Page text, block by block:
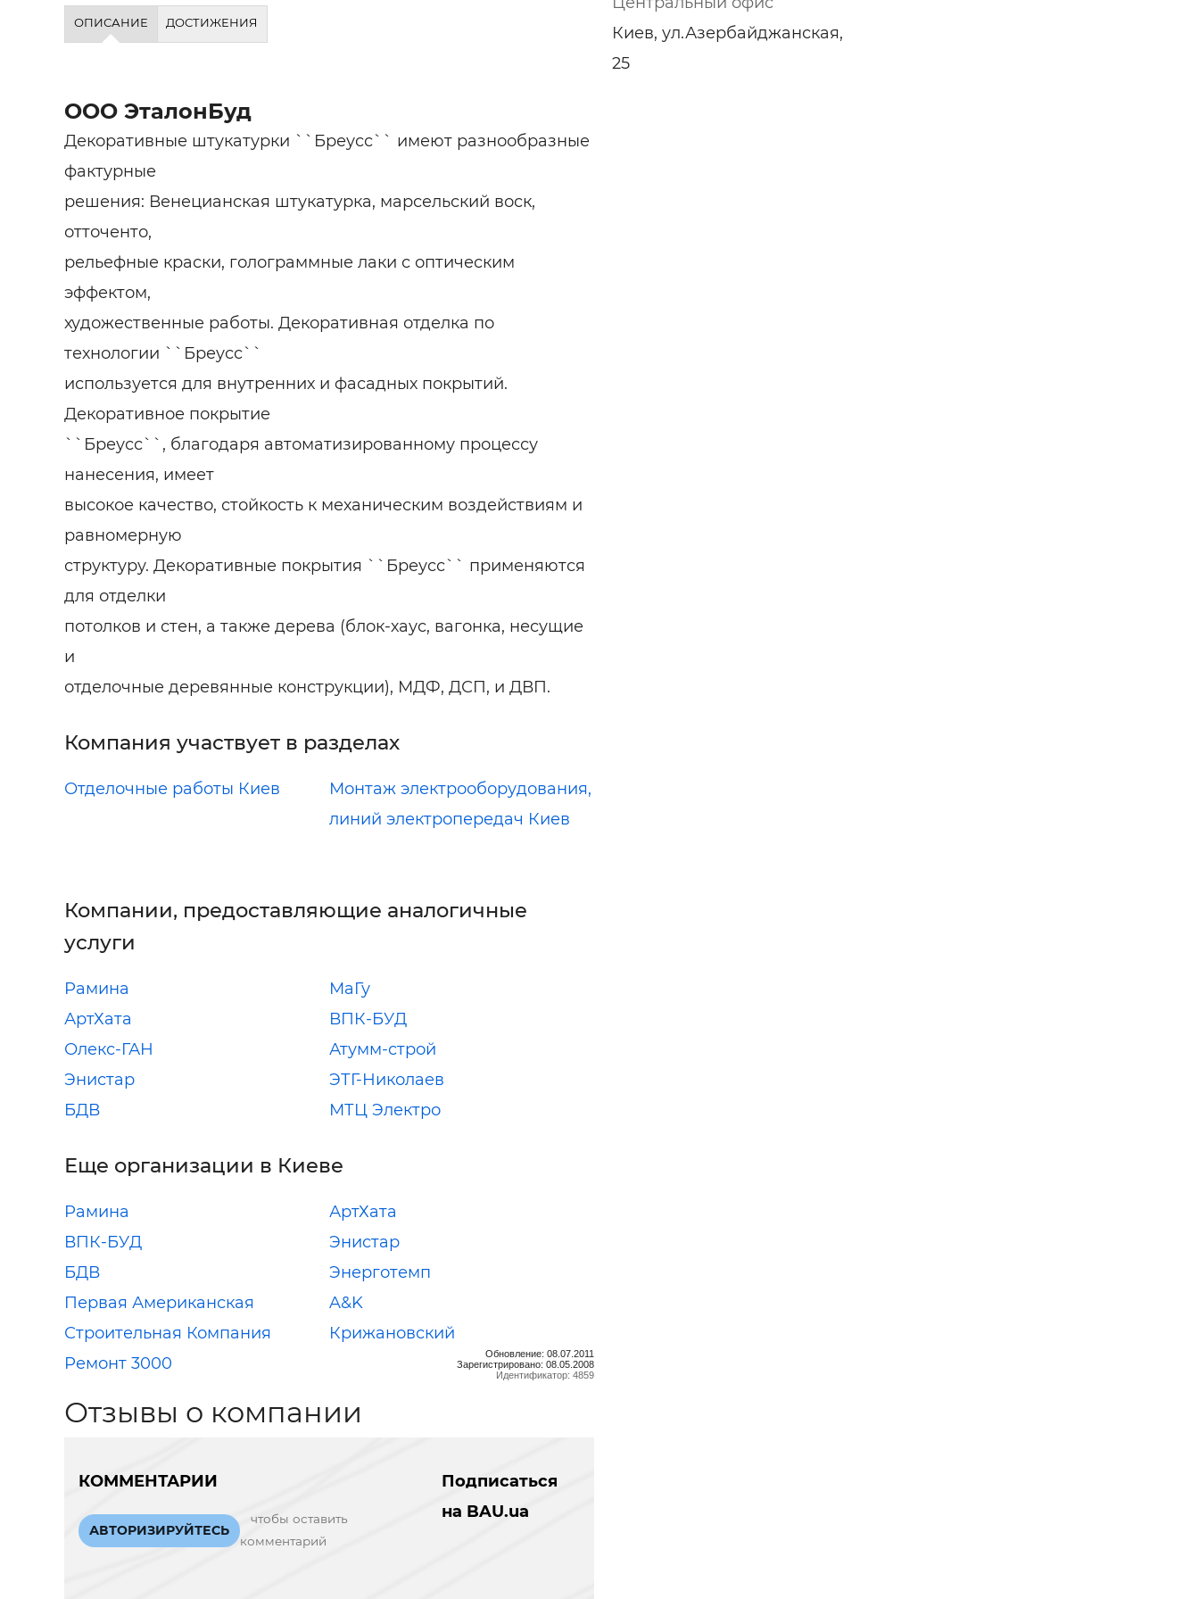
Кирпич, цемент, бетон,
щебень и др.
ОПИСАНИЕ ДОСТИЖЕНИЯ
ООО ЭталонБуд
Декоративные штукатурки ``Бреусс`` имеют разнообразные
фактурные
решения: Венецианская штукатурка, марсельский воск,
отточенто,
рельефные краски, голограммные лаки с оптическим
эффектом,
художественные работы. Декоративная отделка по
технологии ``Бреусс``
используется для внутренних и фасадных покрытий.
Декоративное покрытие
``Бреусс``, благодаря автоматизированному процессу
нанесения, имеет
высокое качество, стойкость к механическим воздействиям и
равномерную
структуру. Декоративные покрытия ``Бреусс`` применяются
для отделки
потолков и стен, а также дерева (блок-хаус, вагонка, несущие
и
отделочные деревянные конструкции), МДФ, ДСП, и ДВП.
Компания участвует в разделах
Отделочные работы Киев
Монтаж электрооборудования,
линий электропередач Киев
Компании, предоставляющие аналогичные
услуги
Рамина
МаГу
АртХата
ВПК-БУД
Олекс-ГАН
Атумм-строй
Энистар
ЭТГ-Николаев
БДВ
МТЦ Электро
Еще организации в Киеве
Рамина
АртХата
ВПК-БУД
Энистар
БДВ
Энерготемп
Первая Американская
Строительная Компания
A&K
Крижановский
Ремонт 3000
Обновление: 08.07.2011
Зарегистрировано: 08.05.2008
Идентификатор: 4859
Отзывы о компании
КОММЕНТАРИИ
АВТОРИЗИРУЙТЕСЬ
чтобы оставить
комментарий
Подписаться
на BAU.ua
Киев, ул.Азербайджанская,
25